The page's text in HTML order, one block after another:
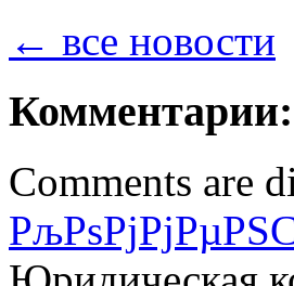
← все новости
Комментарии:
Comments are